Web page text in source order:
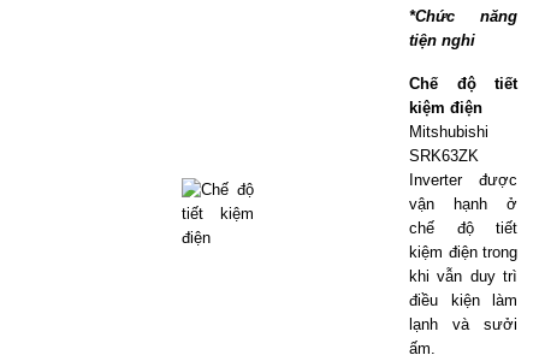
*Chức năng
tiện nghi
Chế độ tiết
kiệm điện
Mitshubishi
SRK63ZK
Inverter được
vận hạnh ở
chế độ tiết
kiệm điện trong
khi vẫn duy trì
điều kiện làm
lạnh và sưởi
ấm.